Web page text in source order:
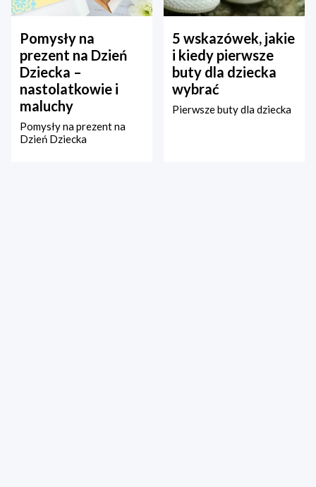
Pomysły na
prezent na Dzień
Dziecka –
nastolatkowie i
maluchy
Pomysły na prezent na
Dzień Dziecka
5 wskazówek, jakie
i kiedy pierwsze
buty dla dziecka
wybrać
Pierwsze buty dla dziecka